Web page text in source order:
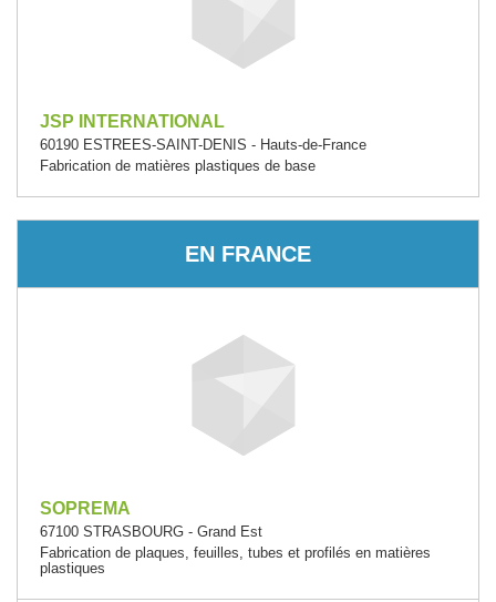
JSP INTERNATIONAL
60190 ESTREES-SAINT-DENIS - Hauts-de-France
Fabrication de matières plastiques de base
EN FRANCE
SOPREMA
67100 STRASBOURG - Grand Est
Fabrication de plaques, feuilles, tubes et profilés en matières
plastiques